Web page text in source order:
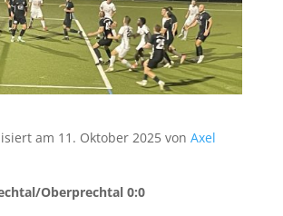
am 11. Oktober 2025 von Axel
Oberprechtal 0:0